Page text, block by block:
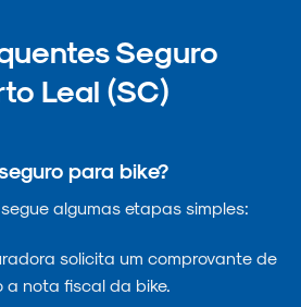
Seguro
Leal (SC)
para bike?
algumas etapas simples:
solicita um comprovante de
a nota fiscal da bike.